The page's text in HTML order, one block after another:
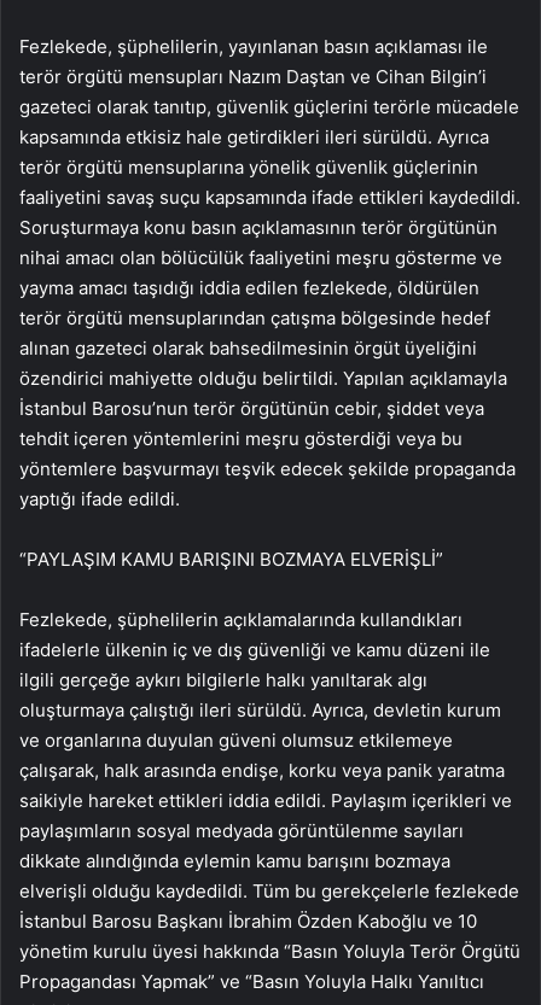
Fezlekede, şüphelilerin, yayınlanan basın açıklaması ile
terör örgütü mensupları Nazım Daştan ve Cihan Bilgin’i
gazeteci olarak tanıtıp, güvenlik güçlerini terörle mücadele
kapsamında etkisiz hale getirdikleri ileri sürüldü. Ayrıca
terör örgütü mensuplarına yönelik güvenlik güçlerinin
faaliyetini savaş suçu kapsamında ifade ettikleri kaydedildi.
Soruşturmaya konu basın açıklamasının terör örgütünün
nihai amacı olan bölücülük faaliyetini meşru gösterme ve
yayma amacı taşıdığı iddia edilen fezlekede, öldürülen
terör örgütü mensuplarından çatışma bölgesinde hedef
alınan gazeteci olarak bahsedilmesinin örgüt üyeliğini
özendirici mahiyette olduğu belirtildi. Yapılan açıklamayla
İstanbul Barosu’nun terör örgütünün cebir, şiddet veya
tehdit içeren yöntemlerini meşru gösterdiği veya bu
yöntemlere başvurmayı teşvik edecek şekilde propaganda
yaptığı ifade edildi.
“PAYLAŞIM KAMU BARIŞINI BOZMAYA ELVERİŞLİ”
Fezlekede, şüphelilerin açıklamalarında kullandıkları
ifadelerle ülkenin iç ve dış güvenliği ve kamu düzeni ile
ilgili gerçeğe aykırı bilgilerle halkı yanıltarak algı
oluşturmaya çalıştığı ileri sürüldü. Ayrıca, devletin kurum
ve organlarına duyulan güveni olumsuz etkilemeye
çalışarak, halk arasında endişe, korku veya panik yaratma
saikiyle hareket ettikleri iddia edildi. Paylaşım içerikleri ve
paylaşımların sosyal medyada görüntülenme sayıları
dikkate alındığında eylemin kamu barışını bozmaya
elverişli olduğu kaydedildi. Tüm bu gerekçelerle fezlekede
İstanbul Barosu Başkanı İbrahim Özden Kaboğlu ve 10
yönetim kurulu üyesi hakkında “Basın Yoluyla Terör Örgütü
Propagandası Yapmak” ve “Basın Yoluyla Halkı Yanıltıcı